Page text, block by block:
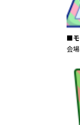
■モ
会